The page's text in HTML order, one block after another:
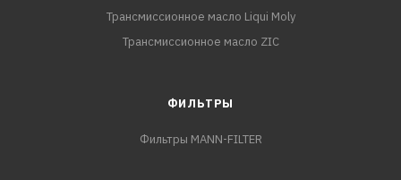
Трансмиссионное масло Liqui Moly
Трансмиссионное масло ZIC
ФИЛЬТРЫ
Фильтры MANN-FILTER